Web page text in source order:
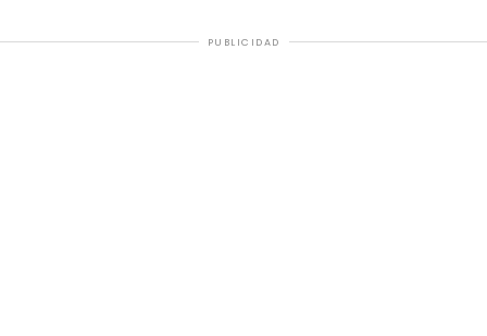
PUBLICIDAD